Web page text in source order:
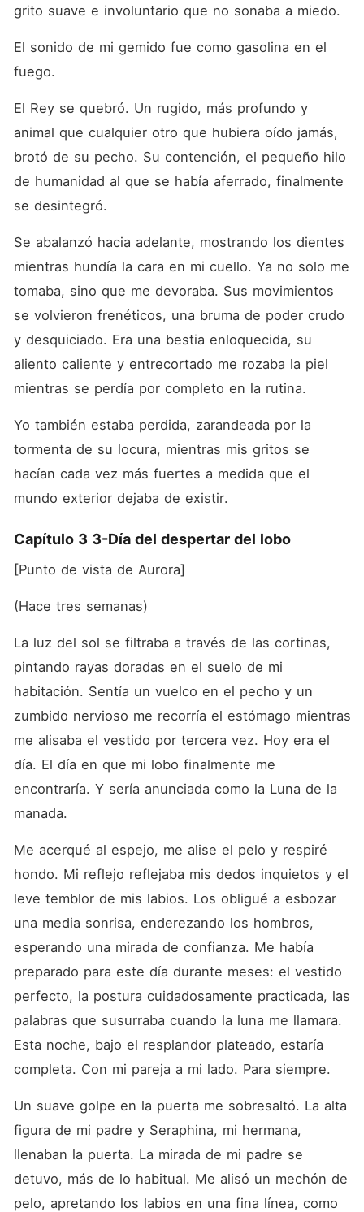
grito suave e involuntario que no sonaba a miedo.
El sonido de mi gemido fue como gasolina en el
fuego.
El Rey se quebró. Un rugido, más profundo y
animal que cualquier otro que hubiera oído jamás,
brotó de su pecho. Su contención, el pequeño hilo
de humanidad al que se había aferrado, finalmente
se desintegró.
Se abalanzó hacia adelante, mostrando los dientes
mientras hundía la cara en mi cuello. Ya no solo me
tomaba, sino que me devoraba. Sus movimientos
se volvieron frenéticos, una bruma de poder crudo
y desquiciado. Era una bestia enloquecida, su
aliento caliente y entrecortado me rozaba la piel
mientras se perdía por completo en la rutina.
Yo también estaba perdida, zarandeada por la
tormenta de su locura, mientras mis gritos se
hacían cada vez más fuertes a medida que el
mundo exterior dejaba de existir.
Capítulo 3 3-Día del despertar del lobo
[Punto de vista de Aurora]
(Hace tres semanas)
La luz del sol se filtraba a través de las cortinas,
pintando rayas doradas en el suelo de mi
habitación. Sentía un vuelco en el pecho y un
zumbido nervioso me recorría el estómago mientras
me alisaba el vestido por tercera vez. Hoy era el
día. El día en que mi lobo finalmente me
encontraría. Y sería anunciada como la Luna de la
manada.
Me acerqué al espejo, me alise el pelo y respiré
hondo. Mi reflejo reflejaba mis dedos inquietos y el
leve temblor de mis labios. Los obligué a esbozar
una media sonrisa, enderezando los hombros,
esperando una mirada de confianza. Me había
preparado para este día durante meses: el vestido
perfecto, la postura cuidadosamente practicada, las
palabras que susurraba cuando la luna me llamara.
Esta noche, bajo el resplandor plateado, estaría
completa. Con mi pareja a mi lado. Para siempre.
Un suave golpe en la puerta me sobresaltó. La alta
figura de mi padre y Seraphina, mi hermana,
llenaban la puerta. La mirada de mi padre se
detuvo, más de lo habitual. Me alisó un mechón de
pelo, apretando los labios en una fina línea, como